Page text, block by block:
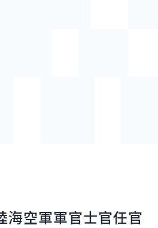
海空軍軍官士官任官